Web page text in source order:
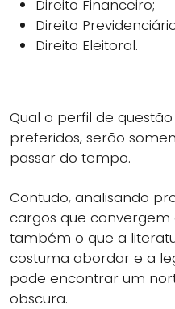
Direito Financeiro;
Direito
Direito Eleitoral.
Qual o perfil de
preferidos, serão
passar do tempo.
Contudo, analisando
cargos que
também o que a
costuma abordar e a
pode encontrar um
obscura.